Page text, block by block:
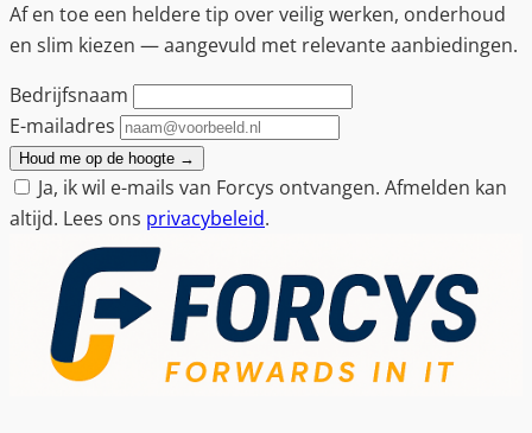
Af en toe een heldere tip over veilig werken, onderhoud
en slim kiezen — aangevuld met relevante aanbiedingen.
Bedrijfsnaam
E-mailadres
Houd me op de hoogte →
Ja, ik wil e-mails van Forcys ontvangen. Afmelden kan
altijd. Lees ons privacybeleid.